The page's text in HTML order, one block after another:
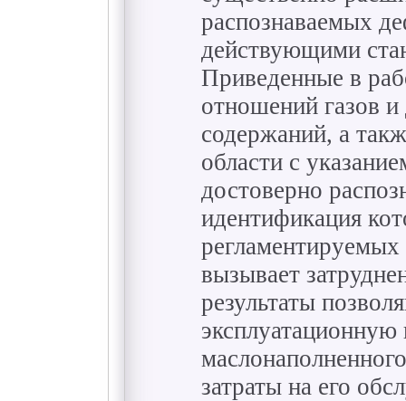
распознаваемых
действующими
Приведенные в
отношений газов
содержаний, а
области с
достоверно
идентификация
вызывает
результаты
эксплуатационную
затраты на его